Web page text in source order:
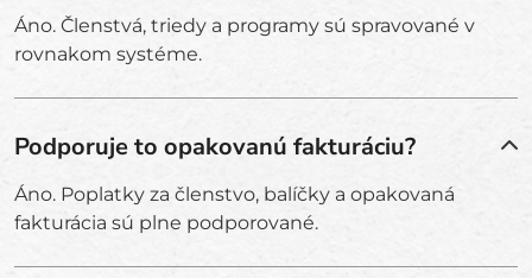
Áno. Členstvá, triedy a programy sú spravované v
rovnakom systéme.
Podporuje to opakovanú fakturáciu?
Áno. Poplatky za členstvo, balíčky a opakovaná
fakturácia sú plne podporované.